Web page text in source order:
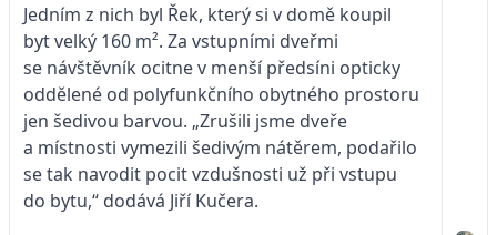
Jedním z nich byl Řek, který si v domě koupil
byt velký 160 m². Za vstupními dveřmi
se návštěvník ocitne v menší předsíni opticky
oddělené od polyfunkčního obytného prostoru
jen šedivou barvou. „Zrušili jsme dveře
a místnosti vymezili šedivým nátěrem, podařilo
se tak navodit pocit vzdušnosti už při vstupu
do bytu,“ dodává Jiří Kučera.